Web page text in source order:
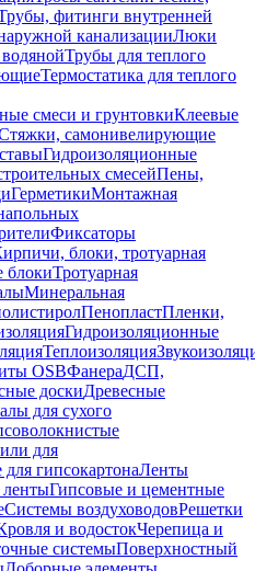
фитинги внутренней
канализацииЛюки
Трубы для теплого
Термостатика для теплого
смеси и грунтовкиКлеевые
самонивелирующие
Гидроизоляционные
смесейПены,
ГерметикиМонтажная
Фиксаторы
блоки, тротуарная
блокиТротуарная
Минеральная
ПенопластПленки,
Гидроизоляционные
Теплоизоляция
OSBФанераДСП,
доскиДревесные
для сухого
для
гипсокартонаЛенты
лентыГипсовые и цементные
Системы воздуховодовРешетки
и водостокЧерепица и
системыПоверхностный